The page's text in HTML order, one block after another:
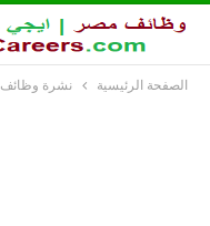
الصفحة الرئيسية نشرة وظائف